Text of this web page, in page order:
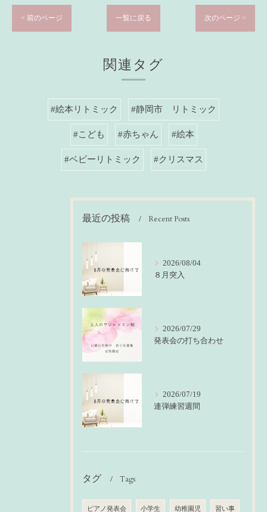
< 前のページ 一覧に戻る 次のページ >
関連タグ
#絵本リトミック #静岡市 リトミック
#こども #赤ちゃん #絵本
#ベビーリトミック #クリスマス
最近の投稿 Recent Posts
2026/08/04
８月突入
2026/07/29
発表会の打ち合わせ
2026/07/19
連弾練習週間
タグ Tags
ピアノ発表会 小学生 幼稚園児 習い事